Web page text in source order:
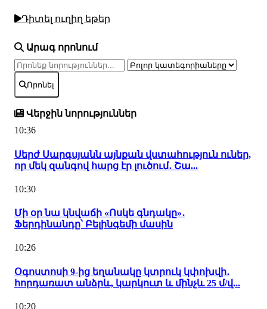
Դիտել ուղիղ եթեր
Արագ որոնում
Որոնել
Վերջին նորություններ
10:36
Սերժ Սարգսյանն այնքան վստահություն ուներ,
որ մեկ զանգով հարց էր լուծում․ Շա...
10:30
Մի օր նա կնվաճի «Ոսկե գնդակը»․
Ֆերդինանդը՝ Բելինգեմի մասին
10:26
Օգոստոսի 9-ից եղանակը կտրուկ կփոխվի․
հորդառատ անձրև, կարկուտ և մինչև 25 մ/վ...
10:20